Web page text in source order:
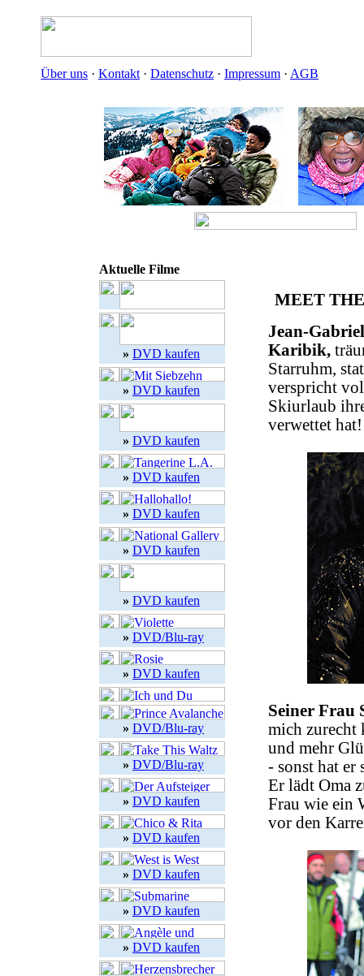
Über uns · Kontakt · Datenschutz · Impressum · AGB
Aktuelle Filme
» DVD kaufen
» DVD kaufen
» DVD kaufen
» DVD kaufen
» DVD kaufen
» DVD kaufen
» DVD kaufen
» DVD/Blu-ray
» DVD kaufen
» DVD/Blu-ray
» DVD/Blu-ray
» DVD kaufen
» DVD kaufen
» DVD kaufen
» DVD kaufen
» DVD kaufen
MEET
Jean-
Karibik,
Starruhm,
verspricht
Skiurlaub
verwettet hat!
Seiner Frau
mich zurecht
und mehr
- sonst hat er
Er lädt Oma
Frau wie ein
vor den